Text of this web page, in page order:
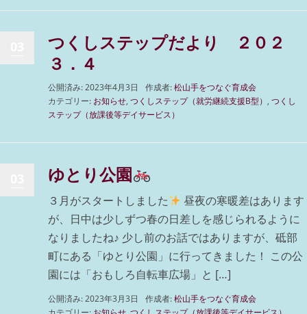
つくしステップだより ２０２
３．４
公開済み: 2023年4月3日 作成者:松山手をつなぐ育成会
カテゴリー: お知らせ, つくしステップ（就労継続支援B型） , つくし
ステップ（放課後等デイサービス）
ゆとり公園
３月がスタートしました
昼夜の寒暖差はあります
が、日中は少しずつ春の日差しを感じられるように
なりましたね♪ 少し前のお話ではありますが、砥部
町にある「ゆとり公園」に行ってきました！ この公
園には「おもしろ自転車広場」と […]
公開済み: 2023年3月3日 作成者:松山手をつなぐ育成会